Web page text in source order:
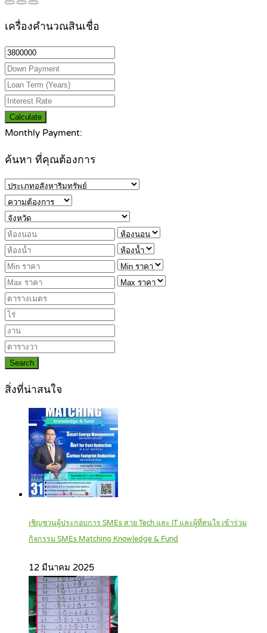
เครื่องคำนวณสินเชื่อ
Calculate
Monthly Payment:
ค้นหา ที่คุณต้องการ
Search
สิ่งที่น่าสนใจ
เชิญชวนผู้ประกอบการ SMEs สาย Tech และ IT และผู้ที่สนใจ เข้าร่วม
กิจกรรม SMEs Matching Knowledge & Fund
12 มีนาคม 2025